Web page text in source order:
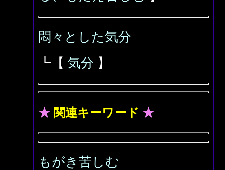
悶々とした気分
┗【 気分 】
★ 関連キーワード ★
もがき苦しむ